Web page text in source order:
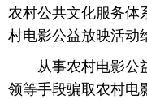
农村公共文化服务体
村电影公益放映活动
从事农村电影公益
领等手段骗取农村电